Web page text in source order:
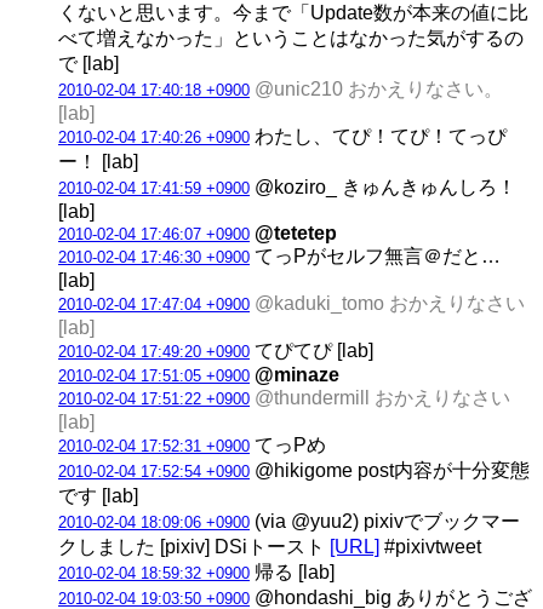
くないと思います。今まで「Update数が本来の値に比
べて増えなかった」ということはなかった気がするの
で [lab]
2010-02-04 17:40:18 +0900 @unic210 おかえりなさい。
[lab]
2010-02-04 17:40:26 +0900 わたし、てぴ！てぴ！てっぴ
ー！ [lab]
2010-02-04 17:41:59 +0900 @koziro_ きゅんきゅんしろ！
[lab]
2010-02-04 17:46:07 +0900 @tetetep
2010-02-04 17:46:30 +0900 てっPがセルフ無言＠だと…
[lab]
2010-02-04 17:47:04 +0900 @kaduki_tomo おかえりなさい
[lab]
2010-02-04 17:49:20 +0900 てぴてぴ [lab]
2010-02-04 17:51:05 +0900 @minaze
2010-02-04 17:51:22 +0900 @thundermill おかえりなさい
[lab]
2010-02-04 17:52:31 +0900 てっPめ
2010-02-04 17:52:54 +0900 @hikigome post内容が十分変態
です [lab]
2010-02-04 18:09:06 +0900 (via @yuu2) pixivでブックマー
クしました [pixiv] DSiトースト [URL] #pixivtweet
2010-02-04 18:59:32 +0900 帰る [lab]
2010-02-04 19:03:50 +0900 @hondashi_big ありがとうござ